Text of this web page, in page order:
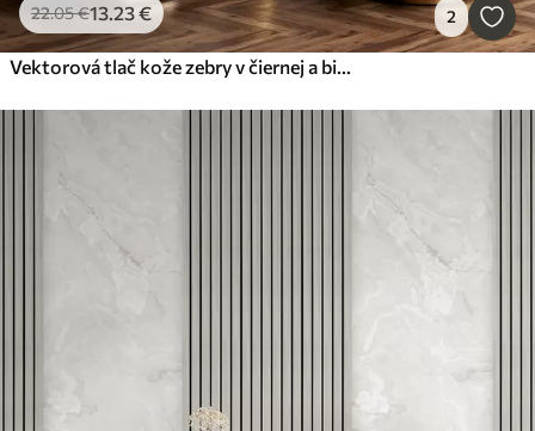
22.05€13.23€ 2
Vektorová tlač kože zebry v čiernej a bielej farbe